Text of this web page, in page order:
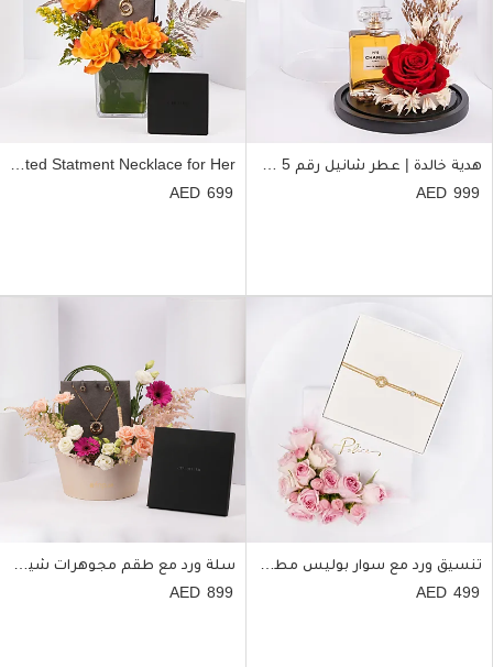
999
Cerruti 1881 Gold Plated Statment Necklace for Her
699
تنسيق ورد مع سوار بوليس مطلي ذهب
499
سلة ورد مع طقم مجوهرات شيروتي 1881 للنساء
899